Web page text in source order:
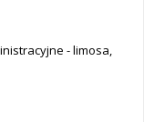
- limosa,